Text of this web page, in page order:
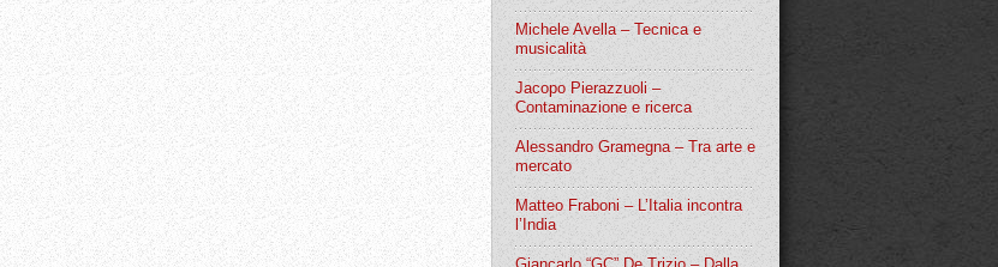
Michele Avella – Tecnica e
musicalità
Jacopo Pierazzuoli –
Contaminazione e ricerca
Alessandro Gramegna – Tra arte e
mercato
Matteo Fraboni – L’Italia incontra
l’India